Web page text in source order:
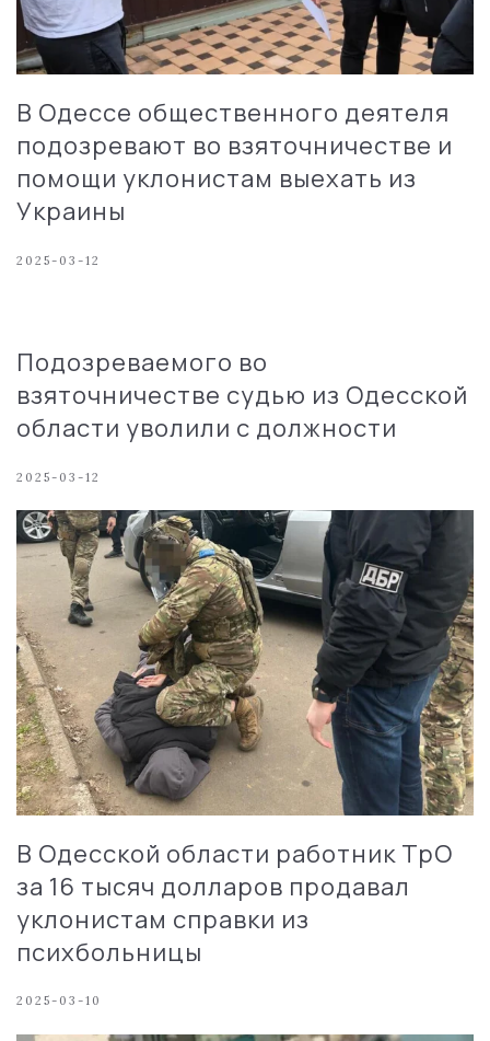
В Одессе общественного деятеля
подозревают во взяточничестве и
помощи уклонистам выехать из
Украины
2025-03-12
Подозреваемого во
взяточничестве судью из Одесской
области уволили с должности
2025-03-12
В Одесской области работник ТрО
за 16 тысяч долларов продавал
уклонистам справки из
психбольницы
2025-03-10